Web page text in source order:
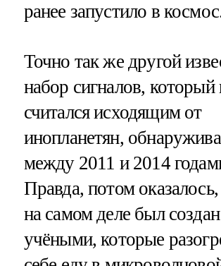
ранее запустило в
Точно так же другой
набор сигналов, который
считался исходящим от
инопланетян,
между 2011 и 2014
Правда, потом
на самом деле был создан
учёными, которые